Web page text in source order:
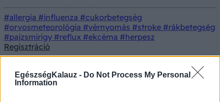
EgészségKalauz - Do Not Process My Personal
Information
#allergia #influenza #cukorbetegség
#orvosmeteorológia #vérnyomás #stroke #rákbetegség
#pajzsmirigy #reflux #ekcéma #herpesz
Regisztráció
18+